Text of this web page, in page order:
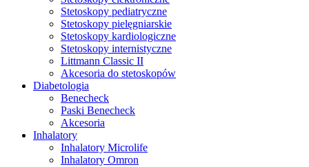
Stetoskopy pediatryczne
Stetoskopy pielęgniarskie
Stetoskopy kardiologiczne
Stetoskopy internistyczne
Littmann Classic II
Akcesoria do stetoskopów
Diabetologia
Benecheck
Paski Benecheck
Akcesoria
Inhalatory
Inhalatory Microlife
Inhalatory Omron